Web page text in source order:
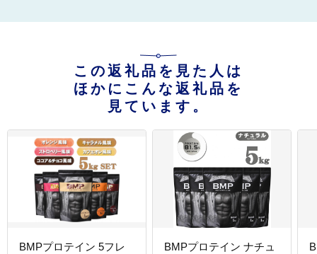
この返礼品を見た人は
ほかにこんな返礼品を
見ています。
BMPプロテイン 5フレ
BMPプロテイン ナチュ